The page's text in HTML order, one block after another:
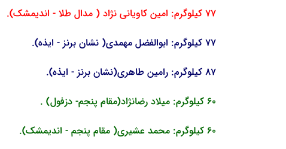
77 کیلوگرم: امین کاویانی نژاد ( مدال طلا - اندیمشک).
77 کیلوگرم: ابوالفضل مهمدی( نشان برنز - ایذه).
87 کیلوگرم: رامین طاهری(نشان برنز - ایذه).
60 کیلوگرم: میلاد رضانژاد(مقام پنجم- دزفول) .
60 کیلوگرم: محمد عشیری( مقام پنجم - اندیمشک).